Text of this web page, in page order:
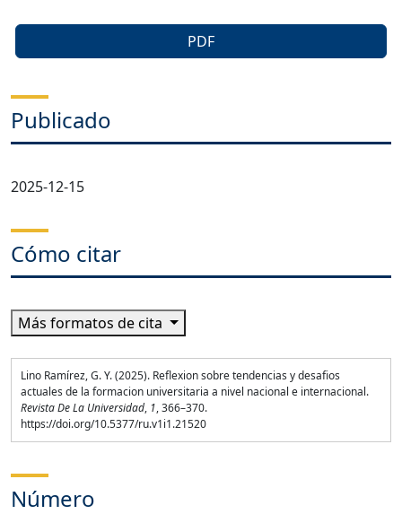
PDF
Publicado
2025-12-15
Cómo citar
Más formatos de cita
Lino Ramírez, G. Y. (2025). Reflexion sobre tendencias y desafios
actuales de la formacion universitaria a nivel nacional e internacional.
Revista De La Universidad, 1, 366–370.
https://doi.org/10.5377/ru.v1i1.21520
Número